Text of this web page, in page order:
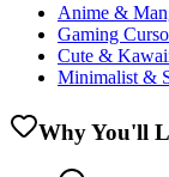
Anime &
Gaming
Cute &
Minimalist &
Why You'll